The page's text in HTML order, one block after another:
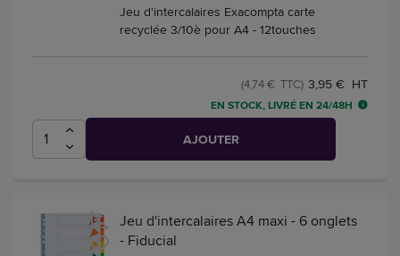
Jeu d'intercalaires Exacompta carte
recyclée 3/10è pour A4 - 12touches
3,95 € HT
(4,74 € TTC)
EN STOCK, LIVRÉ EN 24/48H
AJOUTER
Jeu d'intercalaires A4 maxi - 6 onglets
- Fiducial